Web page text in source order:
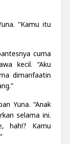
“Kamu itu
cuma
kecil. “Aku
dimanfaatin
Yuna. “Anak
selama ini.
hah!? Kamu